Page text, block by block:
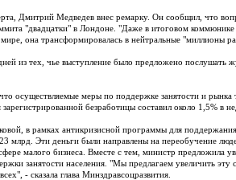
Дмитрий Медведев внес ремарку. Он сообщил, что
"двадцатки" в Лондоне. "Даже в итоговом коммюнике
она трансформировалась в нейтральные "миллионы
из тех, чье выступление было предложено послушать
осуществляемые меры по поддержке занятости и
безработицы составил около 1,5% в
в рамках антикризисной программы для
млрд. Эти деньги были направлены на переобучение
малого бизнеса. Вместе с тем, министр предложила
занятости населения. "Мы предлагаем увеличить
- сказала глава Минздравсоцразвития.